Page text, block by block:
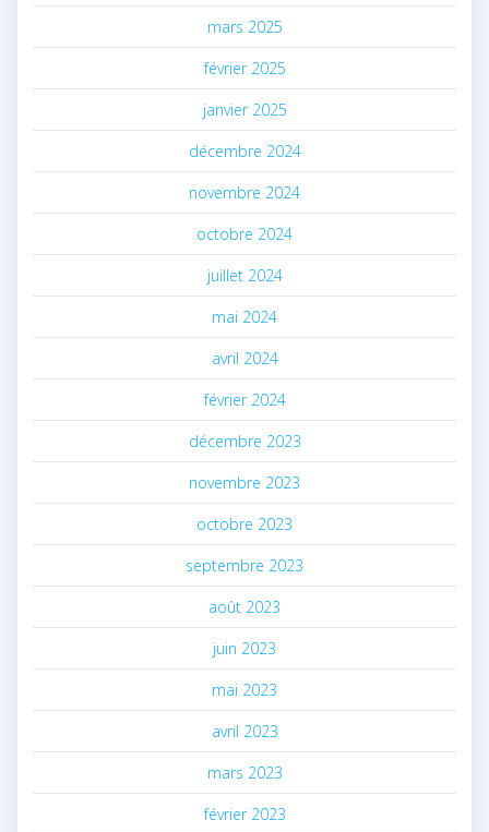
mars 2025
février 2025
janvier 2025
décembre 2024
novembre 2024
octobre 2024
juillet 2024
mai 2024
avril 2024
février 2024
décembre 2023
novembre 2023
octobre 2023
septembre 2023
août 2023
juin 2023
mai 2023
avril 2023
mars 2023
février 2023